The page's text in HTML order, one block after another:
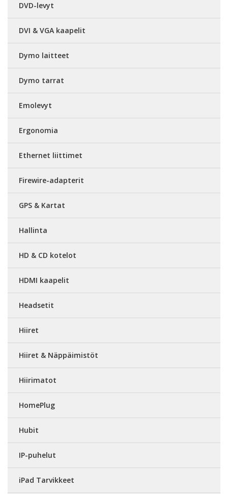
DVD-levyt
DVI & VGA kaapelit
Dymo laitteet
Dymo tarrat
Emolevyt
Ergonomia
Ethernet liittimet
Firewire-adapterit
GPS & Kartat
Hallinta
HD & CD kotelot
HDMI kaapelit
Headsetit
Hiiret
Hiiret & Näppäimistöt
Hiirimatot
HomePlug
Hubit
IP-puhelut
iPad Tarvikkeet